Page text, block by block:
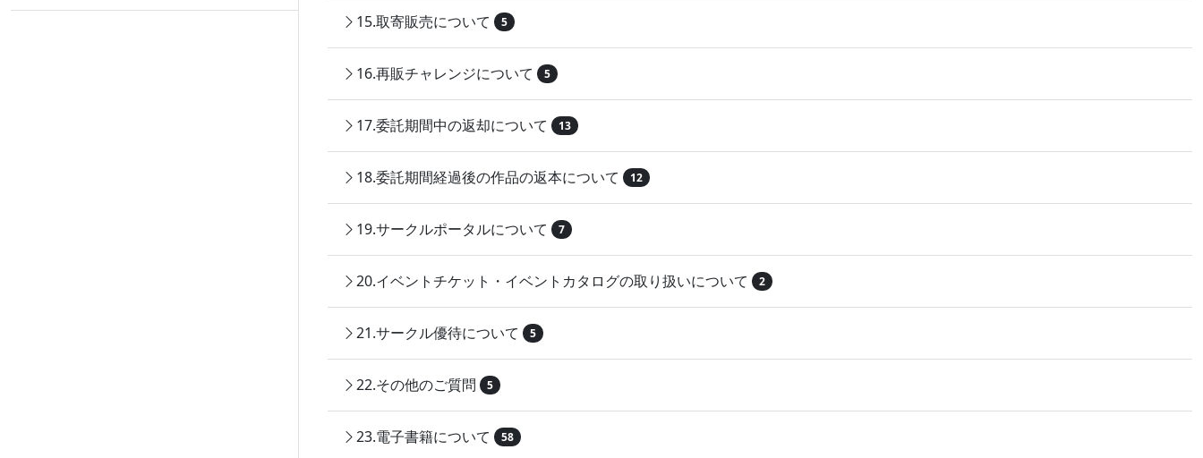
15.取寄販売について 5
16.再販チャレンジについて 5
17.委託期間中の返却について 13
18.委託期間経過後の作品の返本について 12
19.サークルポータルについて 7
20.イベントチケット・イベントカタログの取り扱いについて 2
21.サークル優待について 5
22.その他のご質問 5
23.電子書籍について 58